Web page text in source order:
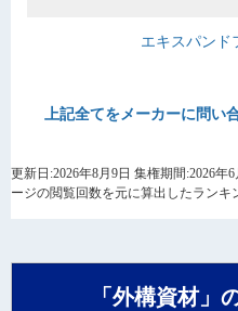
エキスパンド
上記全てをメーカーに問い
更新日:2026年8月9日 集権期間:2026
ージの閲覧回数を元に算出したランキ
「外構資材」